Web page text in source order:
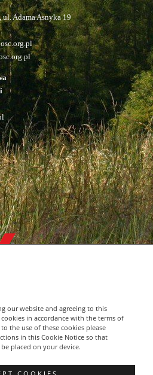
our website and agreeing to this
in accordance with the terms of
the use of these cookies please
in this Cookie Notice so that
placed on your device.
Adama Asnyka 19
2023 NSZZ Solidarność - Region